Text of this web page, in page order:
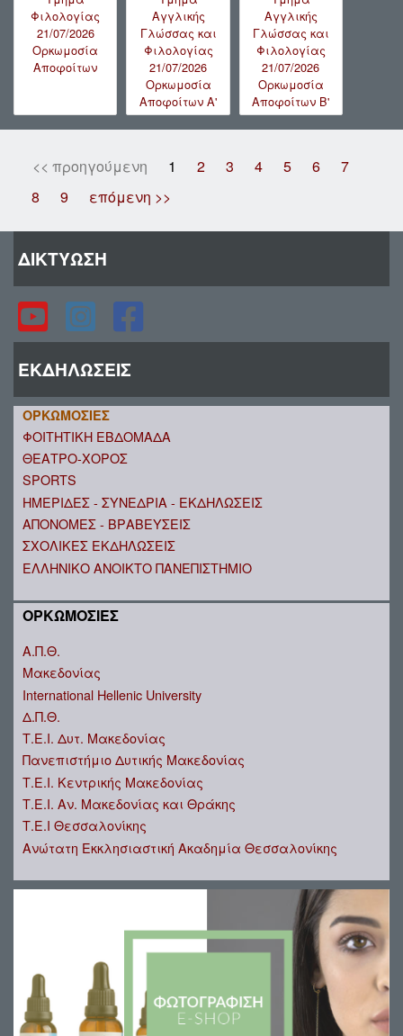
Φιλολογίας
21/07/2026
Ορκωμοσία
Αποφοίτων
Αγγλικής
Γλώσσας και
Φιλολογίας
21/07/2026
Ορκωμοσία
Αποφοίτων A'
Αγγλικής
Γλώσσας και
Φιλολογίας
21/07/2026
Ορκωμοσία
Αποφοίτων B'
<< προηγούμενη 1 2 3 4 5 6
7
8
9 επόμενη >>
ΔΙΚΤΥΩΣΗ
ΕΚΔΗΛΩΣΕΙΣ
ΟΡΚΩΜΟΣΙΕΣ
ΦΟΙΤΗΤΙΚΗ ΕΒΔΟΜΑΔΑ
ΘΕΑΤΡΟ-ΧΟΡΟΣ
SPORTS
ΗΜΕΡΙΔΕΣ - ΣΥΝΕΔΡΙΑ - ΕΚΔΗΛΩΣΕΙΣ
ΑΠΟΝΟΜΕΣ - ΒΡΑΒΕΥΣΕΙΣ
ΣΧΟΛΙΚΕΣ ΕΚΔΗΛΩΣΕΙΣ
ΕΛΛΗΝΙΚΟ ΑΝΟΙΚΤΟ ΠΑΝΕΠΙΣΤΗΜΙΟ
ΟΡΚΩΜΟΣΙΕΣ
Α.Π.Θ.
Μακεδονίας
International Hellenic University
Δ.Π.Θ.
Τ.Ε.Ι. Δυτ. Μακεδονίας
Πανεπιστήμιο Δυτικής Μακεδονίας
Τ.Ε.Ι. Κεντρικής Μακεδονίας
Τ.Ε.Ι. Αν. Μακεδονίας και Θράκης
Τ.Ε.Ι Θεσσαλονίκης
Ανώτατη Εκκλησιαστική Ακαδημία Θεσσαλονίκης